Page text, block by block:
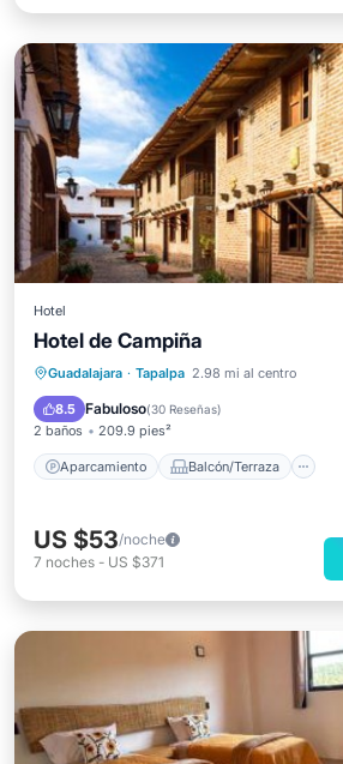
Hotel
Hotel de Campiña
Guadalajara · Tapalpa 2.98 mi al centro
8.5 Fabuloso(30 Reseñas)
2 baños 209.9 pies²
Aparcamiento Balcón/Terraza
Aparcamiento
Balcón/Terraza
Cocina
Apto para niños
US $53/noche
7 noches - US $371